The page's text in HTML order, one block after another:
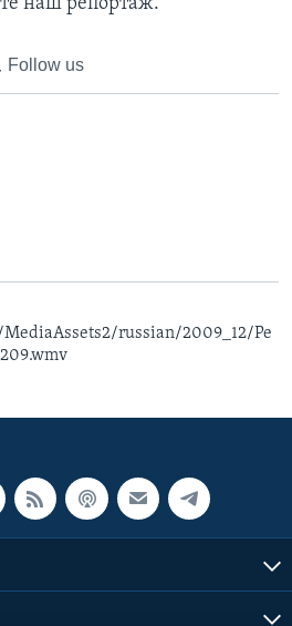
наш репортаж.
Follow us
russian/2009_12/Pe